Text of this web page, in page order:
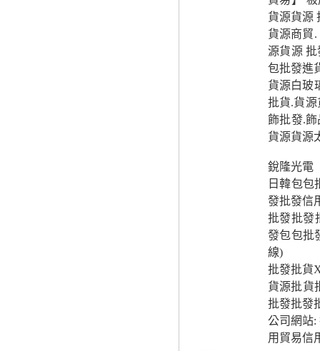
貨源貨源
貨源商貿
源貨源
包批發進
貨源白玻
批貨.貨源
飾批發.
貨源貨源
銳隆光電
日韓包包
發批發信
批發批發
發包包批
線)
批發批貨
貨源批貨
批發批發
公司網站:
用貿易信